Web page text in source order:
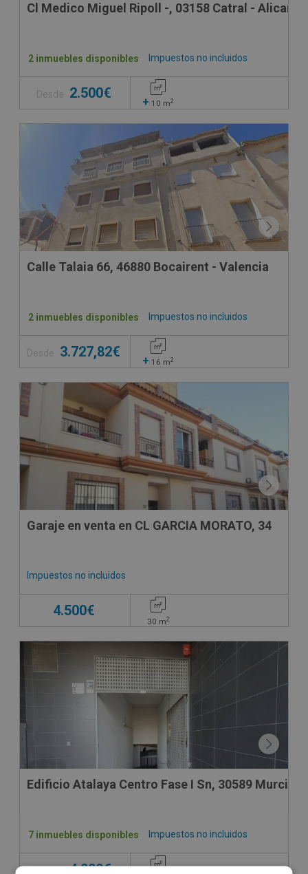
Cl Medico Miguel Ripoll -, 03158 Catral - Alicante
Impuestos no incluidos
2 inmuebles disponibles
Desde 2.500€
+ 10 m2
Calle Talaia 66, 46880 Bocairent - Valencia
Impuestos no incluidos
2 inmuebles disponibles
Desde 3.727,82€
+ 16 m2
Garaje en venta en CL GARCIA MORATO, 34
Impuestos no incluidos
4.500€
30 m2
Edificio Atalaya Centro Fase I Sn, 30589 Murcia -
Impuestos no incluidos
7 inmuebles disponibles
4.000€